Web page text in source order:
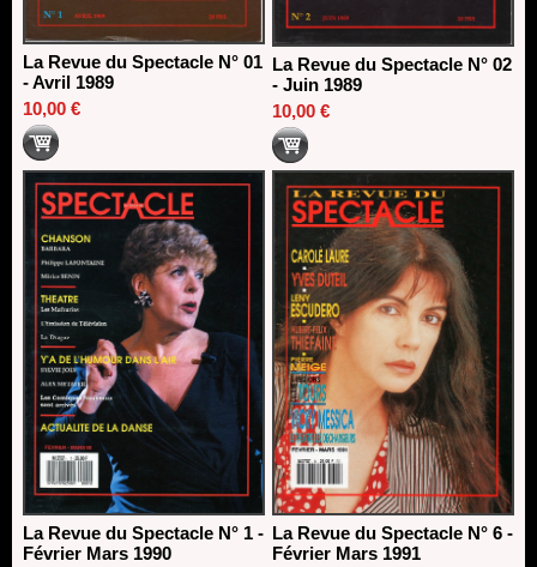
La Revue du Spectacle N° 01
- Avril 1989
10,00 €
La Revue du Spectacle N° 02
- Juin 1989
10,00 €
La Revue du Spectacle N° 1 -
Février Mars 1990
La Revue du Spectacle N° 6 -
Février Mars 1991